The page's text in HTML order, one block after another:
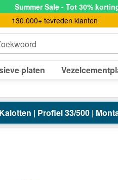
Summer Sale - Tot 30%
130.000+ tevreden klanten
platen
Kalotten | Profiel 33/500 |